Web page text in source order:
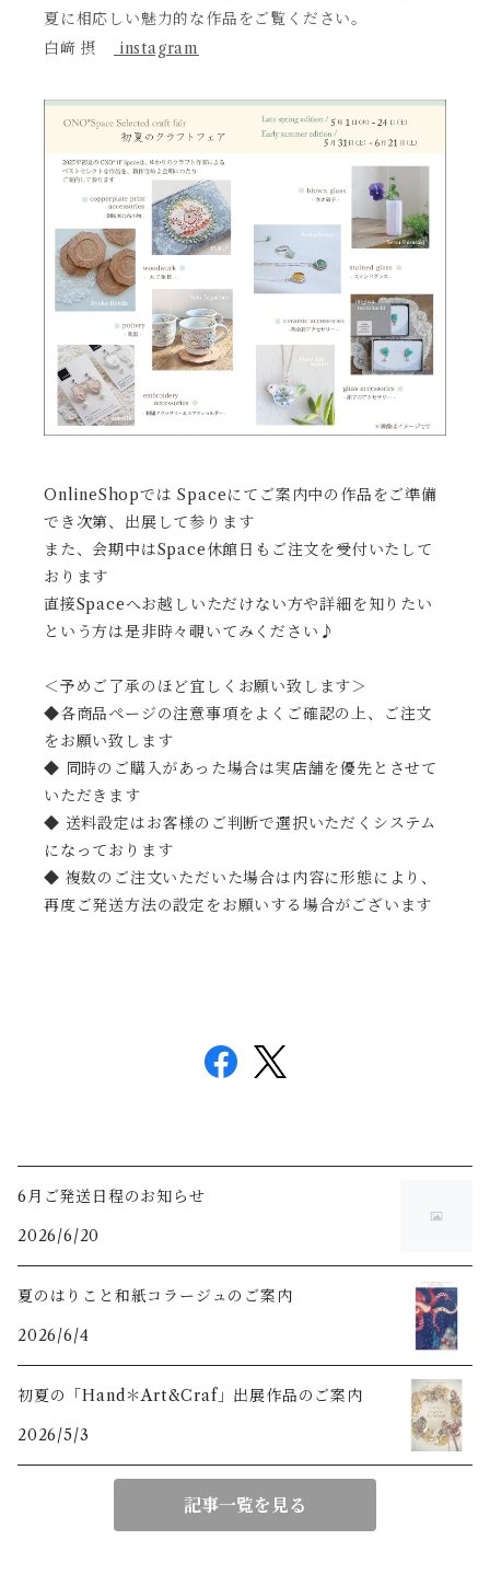
夏に相応しい魅力的な作品をご覧ください。
白﨑 摂
instagram
OnlineShopでは Spaceにてご案内中の作品をご準備
でき次第、出展して参ります
また、会期中はSpace休館日もご注文を受付いたして
おります
直接Spaceへお越しいただけない方や詳細を知りたい
という方は是非時々覗いてみください♪
＜予めご了承のほど宜しくお願い致します＞
◆各商品ページの注意事項をよくご確認の上、ご注文
をお願い致します
◆ 同時のご購入があった場合は実店舗を優先とさせて
いただきます
◆ 送料設定はお客様のご判断で選択いただくシステム
になっております
◆ 複数のご注文いただいた場合は内容に形態により、
再度ご発送方法の設定をお願いする場合がございます
6月ご発送日程のお知らせ
2026/6/20
夏のはりこと和紙コラージュのご案内
2026/6/4
初夏の「Hand＊Art&Craf」出展作品のご案内
2026/5/3
記事一覧を見る